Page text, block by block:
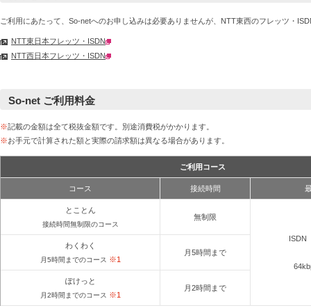
ご利用にあたって、So-netへのお申し込みは必要ありませんが、NTT東西のフレッツ・
NTT東日本フレッツ・ISDN
NTT西日本フレッツ・ISDN
So-net ご利用料金
※記載の金額は全て税抜金額です。別途消費税がかかります。
※お手元で計算された額と実際の請求額は異なる場合があります。
ご利用コース
コース 接続時間
とことん
接続時間無制限のコース
無制限
ISDN
わくわく
月5時間までのコース ※1
月5時間まで
ぽけっと
月2時間までのコース ※1
月2時間まで